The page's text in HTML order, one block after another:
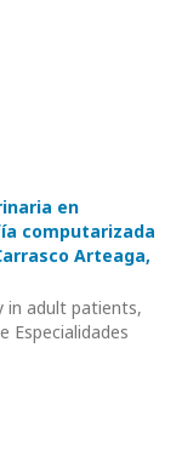
en
computarizada
Arteaga,
in adult patients,
Especialidades